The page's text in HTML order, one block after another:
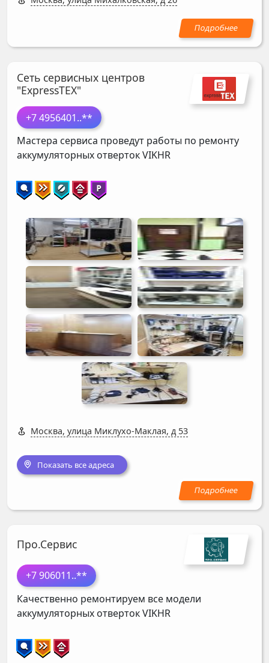
Сеть сервисных центров
"ExpressTEX"
+7 4956401..**
Мастера сервиса проведут работы по ремонту
аккумуляторных отвертокVIKHR
Москва, улица Миклухо-Маклая, д 53
Показать все адреса
Про.Сервис
+7 906011..**
Качественно ремонтируем все модели
аккумуляторных отвертокVIKHR